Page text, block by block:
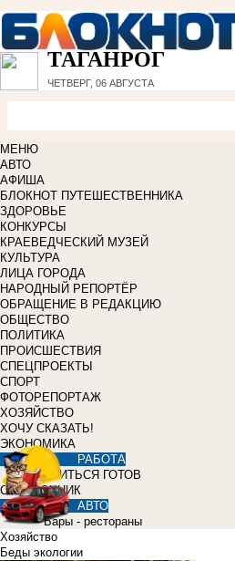
ТАГАНРОГ
ЧЕТВЕРГ, 06 АВГУСТА
МЕНЮ
АВТО
АФИША
БЛОКНОТ ПУТЕШЕСТВЕННИКА
ЗДОРОВЬЕ
КОНКУРСЫ
КРАЕВЕДЧЕСКИЙ МУЗЕЙ
КУЛЬТУРА
ЛИЦА ГОРОДА
НАРОДНЫЙ РЕПОРТЁР
ОБРАЩЕНИЕ В РЕДАКЦИЮ
ОБЩЕСТВО
ПОЛИТИКА
ПРОИСШЕСТВИЯ
СПЕЦПРОЕКТЫ
СПОРТ
ФОТОРЕПОРТАЖ
ХОЗЯЙСТВО
ХОЧУ СКАЗАТЬ!
ЭКОНОМИКА
РАБОТА
УЧИТЬСЯ ГОТОВ
СПРАВОЧНИК
АВТО
Бары - рестораны
Хозяйство
Беды экологии